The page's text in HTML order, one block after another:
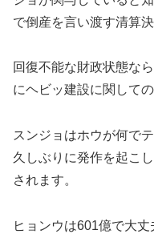
で倒産を言い渡す清算
回復不能な財政状態な
にヘビッ建設に関して
スンジョはホウが何で
久しぶりに発作を起こ
されます。
ヒョンウは601億で大